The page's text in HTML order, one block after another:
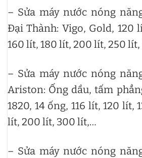
– Sửa máy nước nóng
Đại Thành: Vigo, Gold, 120
160 lít, 180 lít, 200 lít, 250
– Sửa máy nước nóng
Ariston: Ống dầu, tấm
1820, 14 ống, 116 lít, 120 lít,
lít, 200 lít, 300 lít,…
– Sửa máy nước nóng